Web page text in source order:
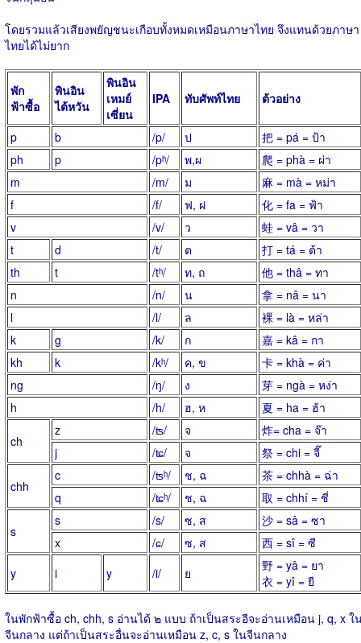
โดยรวมแล้วเสียงพยัญชนะเกือบทั้งหมดเหมือนภาษาไทย จึงแทนด้วยภาษา
ไทยได้ไม่ยาก
พัก
ฟ้าซื้อ
พินอิน
ไต้หวัน
พินอิน
เหมย์
เซี่ยน
IPA ทับศัพท์ไทย ต้วอย่าง
p b /p/ ป
把 = pá = ป้า
ph
p /pʰ/ พ,​ผ
爬 = phà = ผ่า
m
/m/ ม
麻 = mà = หม่า
f
/f/ ฟ, ฝ
化 = fa = ฟ้า
v
/v/ ว
蛙 = vâ = วา
t
d /t/ ต
打 = tá = ต้า
th
t /tʰ/ ท, ถ
他 = thâ = ทา
n
/n/ น
拿 = nâ = นา
l
/l/ ล
裸 = là = หล่า
k
g /k/ ก
嘉 = kâ = กา
kh
k /kʰ/ ค, ข
卡 = khà = ค่า
ng
/ŋ/ ง
芽 = ngà = หง่า
h
/h/ ฮ, ห 夏 = ha = ฮ้า
ch
z /ʦ/ จ
炸= cha = จ๊า
j
/ʨ/ จ 祭 = chi = จี๊
chh
c /ʦʰ/ ช, ฉ
茶 = chhà = ฉ่า
q
/ʨʰ/ ช, ฉ 取 = chhí = ชี่
s
s /s/ ซ, ส
沙 = sâ = ซา
x
/ɕ/ ซ, ส
西 = sî = ซี
y
i y /i/ ย
野 = yâ = ยา
衣 = yî = ยี
ในพักฟ้าซื้อ ch, chh, s อ่านได้ ๒ แบบ ถ้าเป็นสระอีจะอ่านเหมือน j, q, x ใ
จีนกลาง แต่ถ้าเป็นสระอื่นจะอ่านเหมือน z, c, s ในจีนกลาง